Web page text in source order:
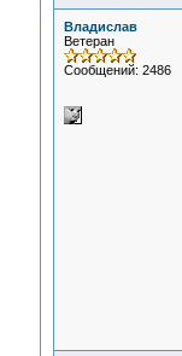
Владислав
Ветеран
Сообщений: 2486